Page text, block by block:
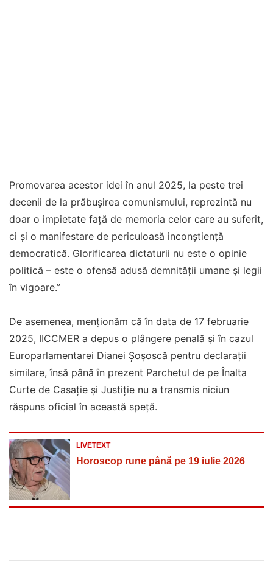
Promovarea acestor idei în anul 2025, la peste trei
decenii de la prăbuşirea comunismului, reprezintă nu
doar o impietate faţă de memoria celor care au suferit,
ci şi o manifestare de periculoasă inconştienţă
democratică. Glorificarea dictaturii nu este o opinie
politică – este o ofensă adusă demnităţii umane şi legii
în vigoare.”
De asemenea, menţionăm că în data de 17 februarie
2025, IICCMER a depus o plângere penală şi în cazul
Europarlamentarei Dianei Şoşoscă pentru declaraţii
similare, însă până în prezent Parchetul de pe Înalta
Curte de Casaţie şi Justiţie nu a transmis niciun
răspuns oficial în această speţă.
LIVETEXT
Horoscop rune până pe 19 iulie 2026